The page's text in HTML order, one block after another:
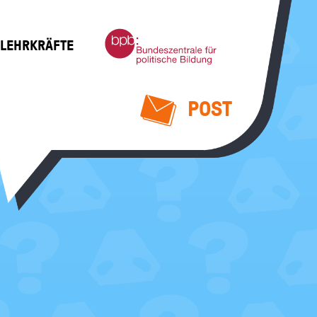
Bundeszentrale
für
politische
POST